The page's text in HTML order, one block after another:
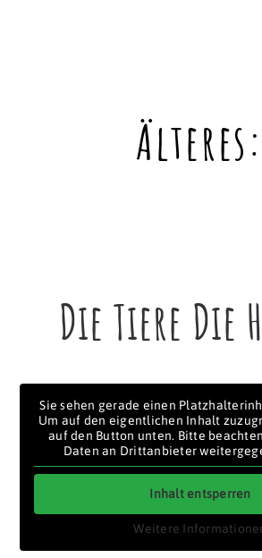
Älteres:
Die Tiere Die
Sie sehen gerade einen
Um auf den eigentlichen Inhalt
auf den Button unten. Bitte
Daten an Drittanbieter
Inhalt entsperren
Weitere